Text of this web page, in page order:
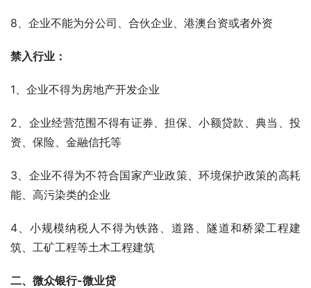
8、企业不能为分公司、合伙企业、港澳台资或者外资
禁入行业：
1、企业不得为房地产开发企业
2、企业经营范围不得有证券、担保、小额贷款、典当、投
资、保险、金融信托等
3、企业不得为不符合国家产业政策、环境保护政策的高耗
能、高污染类的企业
4、小规模纳税人不得为铁路、道路、隧道和桥梁工程建
筑、工矿工程等土木工程建筑
二、微众银行-微业贷